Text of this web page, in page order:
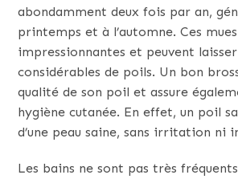
abondamment deux fois par an,
printemps et à l’automne. Ces
impressionnantes et peuvent
considérables de poils. Un bon
qualité de son poil et assure
hygiène cutanée. En effet, un poil
d’une peau saine, sans irritation ni
Les bains ne sont pas très